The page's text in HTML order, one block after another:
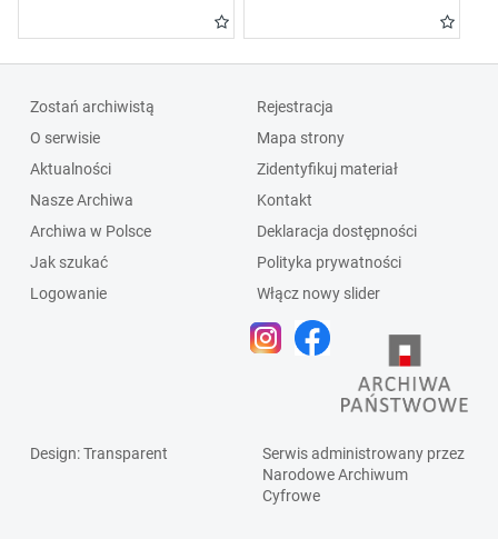
Zostań archiwistą
O serwisie
Aktualności
Nasze Archiwa
Archiwa w Polsce
Jak szukać
Logowanie
Rejestracja
Mapa strony
Zidentyfikuj materiał
Kontakt
Deklaracja dostępności
Polityka prywatności
Włącz nowy slider
Design: Transparent
Serwis administrowany przez
Narodowe Archiwum
Cyfrowe